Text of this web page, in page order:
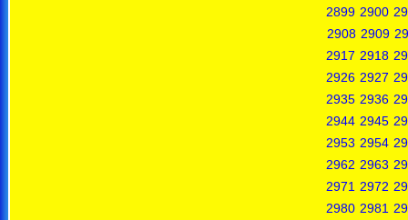
2899 2900
2908 2909
2917 2918
2926 2927
2935 2936
2944 2945
2953 2954
2962 2963
2971 2972
2980 2981